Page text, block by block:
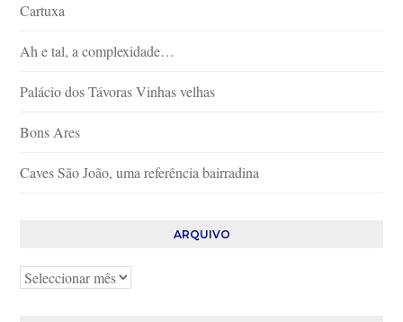
Cartuxa
Ah e tal, a complexidade…
Palácio dos Távoras Vinhas velhas
Bons Ares
Caves São João, uma referência bairradina
ARQUIVO
Arquivo